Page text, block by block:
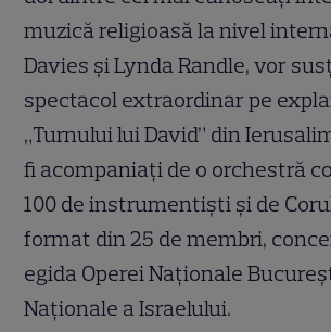
muzică religioasă la nivel
Davies şi Lynda Randle, vor
spectacol extraordinar pe
„Turnului lui David” din
fi acompaniaţi de o orchestră
100 de instrumentişti şi de
format din 25 de membri,
egida Operei Naţionale
Naţionale a Israelului.